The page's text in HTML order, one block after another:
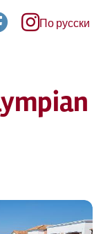
По русски